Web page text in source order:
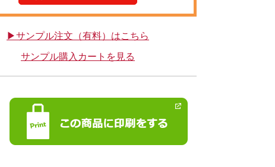
▶サンプル注文（有料）はこちら
サンプル購入カートを見る